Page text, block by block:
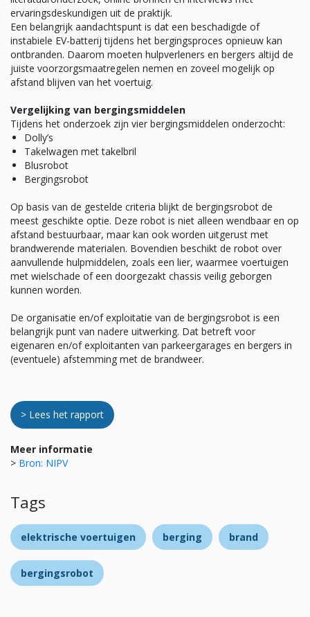
ervaringsdeskundigen uit de praktijk.
Een belangrijk aandachtspunt is dat een beschadigde of
instabiele EV-batterij tijdens het bergingsproces opnieuw kan
ontbranden. Daarom moeten hulpverleners en bergers altijd de
juiste voorzorgsmaatregelen nemen en zoveel mogelijk op
afstand blijven van het voertuig.
Vergelijking van bergingsmiddelen
Tijdens het onderzoek zijn vier bergingsmiddelen onderzocht:
Dolly’s
Takelwagen met takelbril
Blusrobot
Bergingsrobot
Op basis van de gestelde criteria blijkt de bergingsrobot de
meest geschikte optie. Deze robot is niet alleen wendbaar en op
afstand bestuurbaar, maar kan ook worden uitgerust met
brandwerende materialen. Bovendien beschikt de robot over
aanvullende hulpmiddelen, zoals een lier, waarmee voertuigen
met wielschade of een doorgezakt chassis veilig geborgen
kunnen worden.
De organisatie en/of exploitatie van de bergingsrobot is een
belangrijk punt van nadere uitwerking. Dat betreft voor
eigenaren en/of exploitanten van parkeergarages en bergers in
(eventuele) afstemming met de brandweer.
> Lees het rapport
Meer informatie
> Bron: NIPV
Tags
elektrische voertuigen berging brand
bergingsrobot